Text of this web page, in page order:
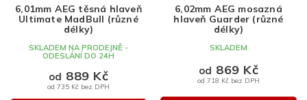
6,01mm AEG těsná hlaveň
Ultimate MadBull (různé
délky)
SKLADEM NA PRODEJNĚ -
ODESLÁNÍ DO 24H
od 735 Kč bez DPH
od 889 Kč
6,02mm AEG mosazná
hlaveň Guarder (různé
délky)
SKLADEM
od 718 Kč bez DPH
od 869 Kč